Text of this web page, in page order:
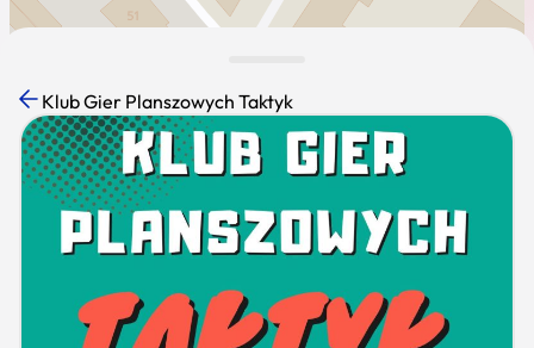
Leaflet Mapa dostęna dla K-POT ©
Klub Gier Planszowych Taktyk